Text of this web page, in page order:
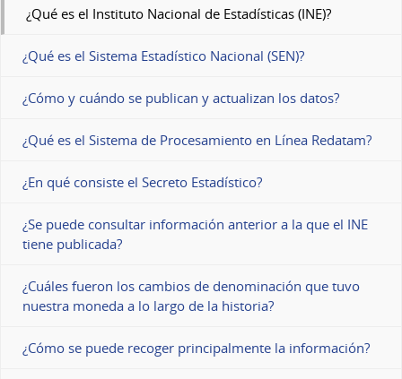
¿Qué es el Instituto Nacional de Estadísticas (INE)?
¿Qué es el Sistema Estadístico Nacional (SEN)?
¿Cómo y cuándo se publican y actualizan los datos?
¿Qué es el Sistema de Procesamiento en Línea Redatam?
¿En qué consiste el Secreto Estadístico?
¿Se puede consultar información anterior a la que el INE
tiene publicada?
¿Cuáles fueron los cambios de denominación que tuvo
nuestra moneda a lo largo de la historia?
¿Cómo se puede recoger principalmente la información?